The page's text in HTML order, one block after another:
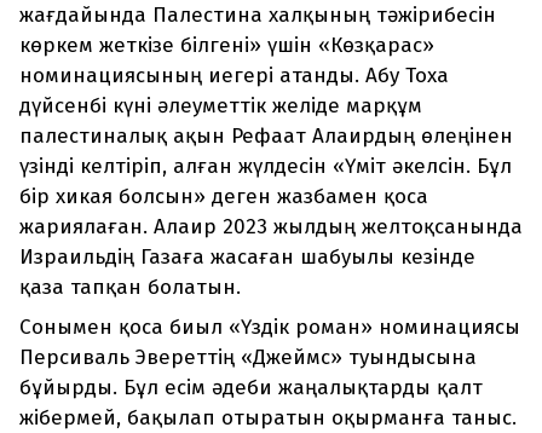
жағдайында Палестина халқының тәжірибесін
көркем жеткізе білгені» үшін «Көзқарас»
номинациясының иегері атанды. Абу Тоха
дүйсенбі күні әлеуметтік желіде марқұм
палеcтиналық ақын Рефаат Алаирдың өлеңінен
үзінді келтіріп, алған жүлдесін «Үміт әкелсін. Бұл
бір хикая болсын» деген жазбамен қоса
жариялаған. Алаир 2023 жылдың желтоқсанында
Израильдің Газаға жасаған шабуылы кезінде
қаза тапқан болатын.
Сонымен қоса биыл «Үздік роман» номинациясы
Персиваль Эвереттің «Джеймс» туындысына
бұйырды. Бұл есім әдеби жаңалықтарды қалт
жібермей, бақылап отыратын оқырманға таныс.